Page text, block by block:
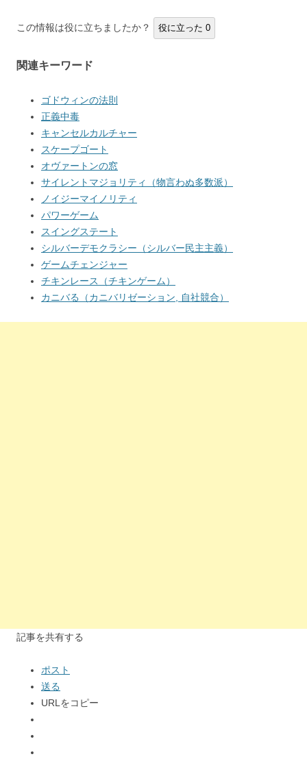
この情報は役に立ちましたか？ 役に立った 0
関連キーワード
ゴドウィンの法則
正義中毒
キャンセルカルチャー
スケープゴート
オヴァートンの窓
サイレントマジョリティ（物言わぬ多数派）
ノイジーマイノリティ
パワーゲーム
スイングステート
シルバーデモクラシー（シルバー民主主義）
ゲームチェンジャー
チキンレース（チキンゲーム）
カニバる（カニバリゼーション, 自社競合）
記事を共有する
ポスト
送る
URLをコピー